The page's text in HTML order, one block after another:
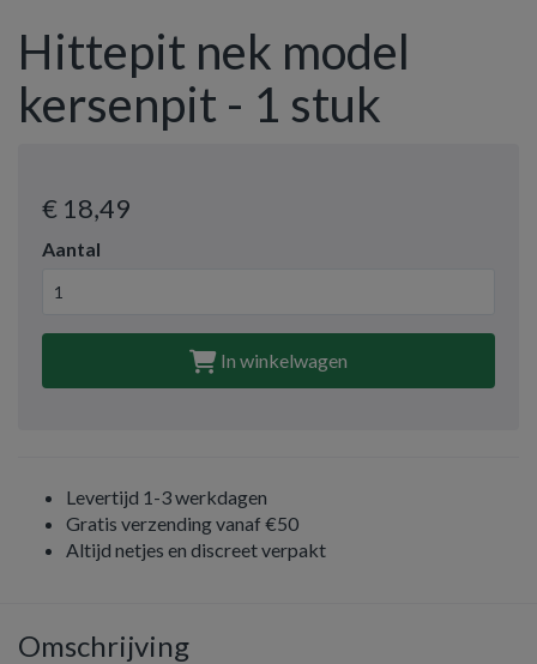
Hittepit nek model
kersenpit - 1 stuk
€ 18,49
Aantal
In winkelwagen
Levertijd 1-3 werkdagen
Gratis verzending vanaf €50
Altijd netjes en discreet verpakt
Omschrijving